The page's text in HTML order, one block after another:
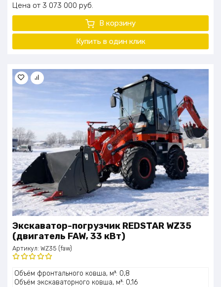
Цена 3 073 000 руб.
В корзину
Купить в один клик
Экскаватор-погрузчик REDSTAR WZ35
(двигатель FAW, 33 кВт)
Артикул: WZ35 (faw)
Оценка
5.00из 5
Объём фронтального ковша, м³: 0,8
Объём экскаваторного ковша, м³: 0,16